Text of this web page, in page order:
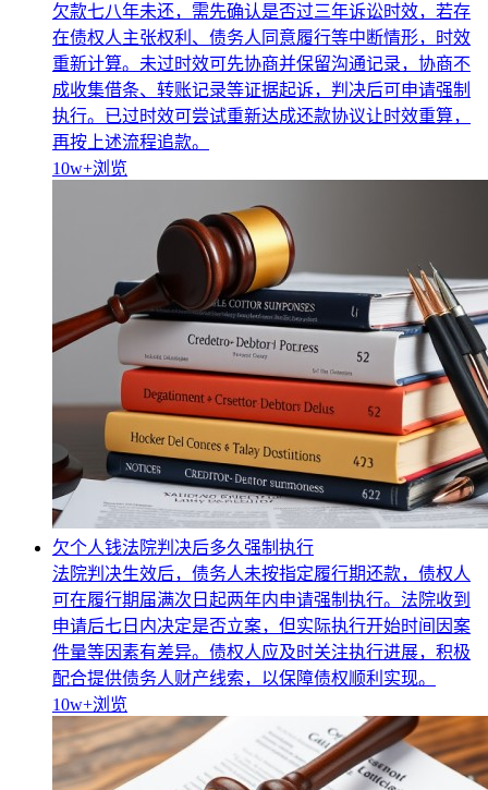
欠款七八年未还，需先确认是否过三年诉讼时效，若存
在债权人主张权利、债务人同意履行等中断情形，时效
重新计算。未过时效可先协商并保留沟通记录，协商不
成收集借条、转账记录等证据起诉，判决后可申请强制
执行。已过时效可尝试重新达成还款协议让时效重算，
再按上述流程追款。
10w+浏览
欠个人钱法院判决后多久强制执行
法院判决生效后，债务人未按指定履行期还款，债权人
可在履行期届满次日起两年内申请强制执行。法院收到
申请后七日内决定是否立案，但实际执行开始时间因案
件量等因素有差异。债权人应及时关注执行进展，积极
配合提供债务人财产线索，以保障债权顺利实现。
10w+浏览